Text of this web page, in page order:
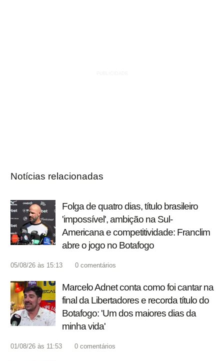
Notícias relacionadas
Folga de quatro dias, título brasileiro
'impossível', ambição na Sul-
Americana e competitividade: Franclim
abre o jogo no Botafogo
05/08/26 às 15:13 0 comentários
Marcelo Adnet conta como foi cantar na
final da Libertadores e recorda título do
Botafogo: 'Um dos maiores dias da
minha vida'
01/08/26 às 11:53 0 comentários